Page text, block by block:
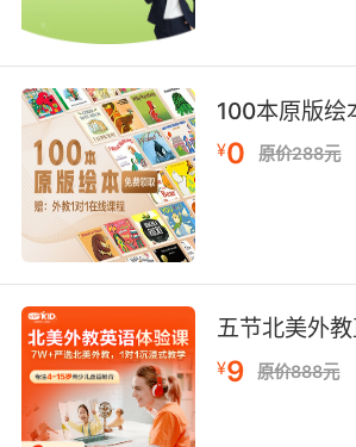
松开远端钳子 回填组织
9. Start at the distal ends of
proceed upwards.
由胫骨的末梢开始往上推进
10. I need something to
the proximal to the tear.
我需要东西夹住伤口的远端和近
100本原版绘
¥0 原价288元
五节北美外
¥9 原价888元